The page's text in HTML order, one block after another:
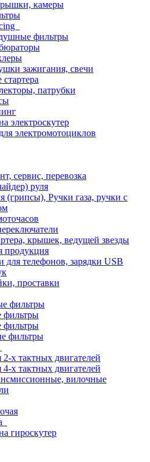
камеры
фильтры
зажигания, свечи
стартера
патрубки
электроскутер
электромотоциклов
сервис, перевозка
руля
(грипсы), Ручки газа, ручки с
крышек, ведущей звезды
продукция
для телефонов, зарядки USB
проставки
фильтры
фильтры
фильтры
фильтры
х тактных двигателей
х тактных двигателей
вилочные
гироскутер